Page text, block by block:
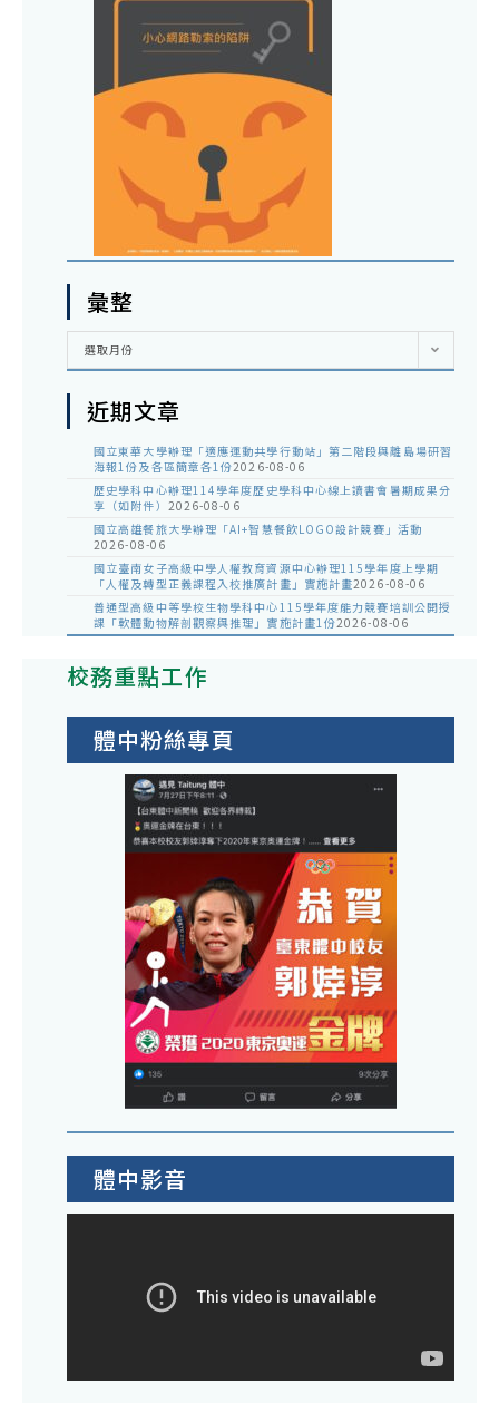
彙整
彙
選取月份
近期文章
國立東華大學辦理「適應運動共學行動站」第二階段與離島場研習
海報1份及各區簡章各1份2026-08-06
歷史學科中心辦理114學年度歷史學科中心線上讀書會暑期成果分
享（如附件） 2026-08-06
國立高雄餐旅大學辦理「AI+智慧餐飲LOGO設計競賽」活動
2026-08-06
國立臺南女子高級中學人權教育資源中心辦理115學年度上學期
「人權及轉型正義課程入校推廣計畫」實施計畫2026-08-06
普通型高級中等學校生物學科中心115學年度能力競賽培訓公開授
課「軟體動物解剖觀察與推理」實施計畫1份2026-08-06
校務重點工作
體中粉絲專頁
體中影音